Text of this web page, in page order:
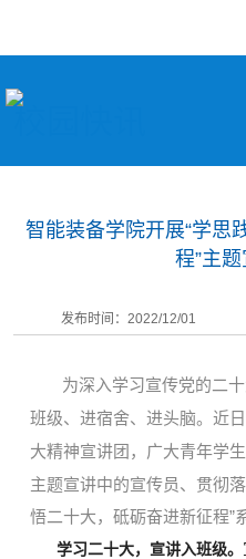
智能装备学院开展“学思
程”主
发布时间：2022/12/01
为深入学习宣传党的二
班级、进宿舍、进头脑。近
大精神宣讲团， 广大青年学生
主题宣讲中的宣传员、贯彻
悟二十大，砥砺奋进新征程”
学习二十大，宣讲入班级。